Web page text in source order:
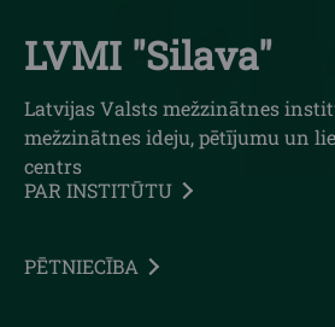
LVMI "Silava"
Latvijas Valsts mežzinātnes
mežzinātnes ideju, pētījumu un
centrs
PAR INSTITŪTU
PĒTNIECĪBA